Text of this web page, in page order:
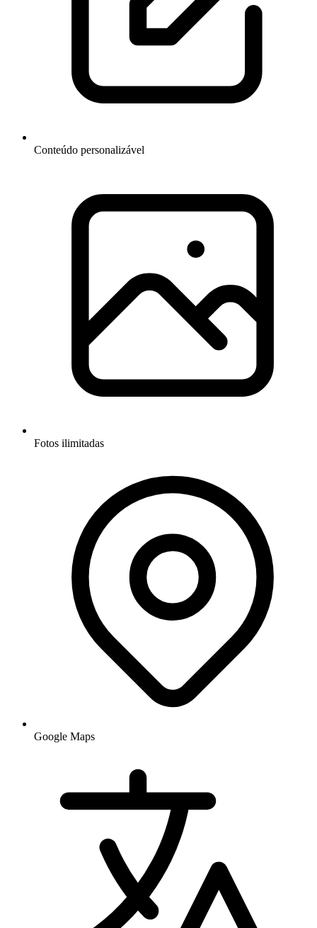
Conteúdo personalizável
Fotos ilimitadas
Google Maps